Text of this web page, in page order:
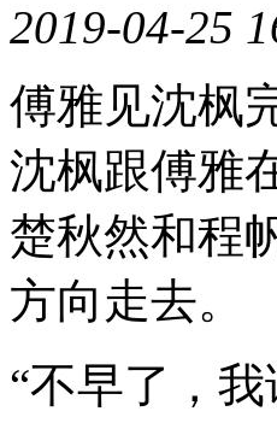
2019-04-25
傅雅见沈枫
沈枫跟傅雅
楚秋然和程
方向走去。
“不早了，